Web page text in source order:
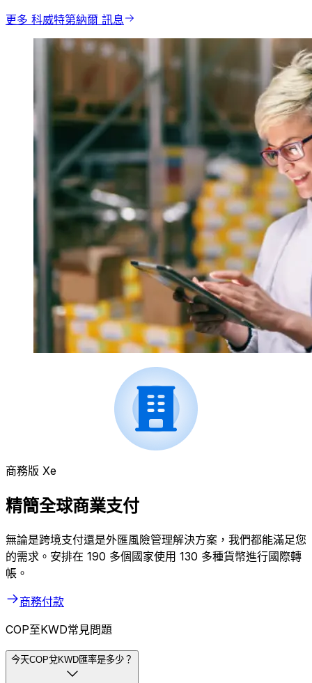
更多 科威特第納爾 訊息
商務版 Xe
精簡全球商業支付
無論是跨境支付還是外匯風險管理解決方案，我們都能滿足您
的需求。安排在 190 多個國家使用 130 多種貨幣進行國際轉
帳。
商務付款
COP至KWD常見問題
今天COP兌KWD匯率是多少？